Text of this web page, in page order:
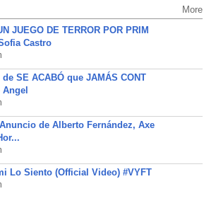
More
JUEGO DE TERROR POR PRIM
Castro
de SE ACABÓ que JAMÁS CONT
de Alberto Fernández, Axe
Lo Siento (Official Video) #VYFT